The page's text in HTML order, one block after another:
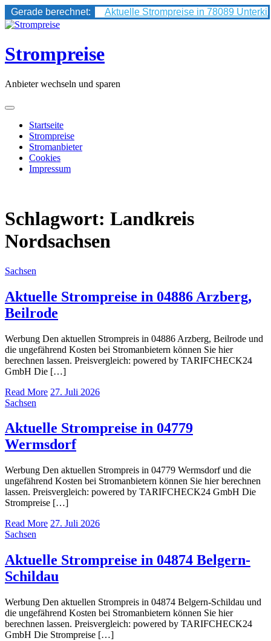
Gerade berechnet:
Aktuelle Strompreise in 78089
Skip
content
Strompreise
Anbieter wechseln und sparen
Startseite
Strompreise
Stromanbieter
Cookies
Impressum
Schlagwort: Landkreis
Nordsachsen
Sachsen
Aktuelle Strompreise in 04886 Arzberg,
Beilrode
Werbung Den aktuellen Strompreis in 04886 Arzberg, Beilrode und
die ungefährend Kosten bei Stromanbietern können Sie hier
berechnen lassen. Preisvergleich: powered by TARIFCHECK24
GmbH Die […]
Read More 27. Juli 2026
Sachsen
Aktuelle Strompreise in 04779
Wermsdorf
Werbung Den aktuellen Strompreis in 04779 Wermsdorf und die
ungefährend Kosten bei Stromanbietern können Sie hier berechnen
lassen. Preisvergleich: powered by TARIFCHECK24 GmbH Die
Strompreise […]
Read More 27. Juli 2026
Sachsen
Aktuelle Strompreise in 04874 Belgern-
Schildau
Werbung Den aktuellen Strompreis in 04874 Belgern-Schildau und
die ungefährend Kosten bei Stromanbietern können Sie hier
berechnen lassen. Preisvergleich: powered by TARIFCHECK24
GmbH Die Strompreise […]